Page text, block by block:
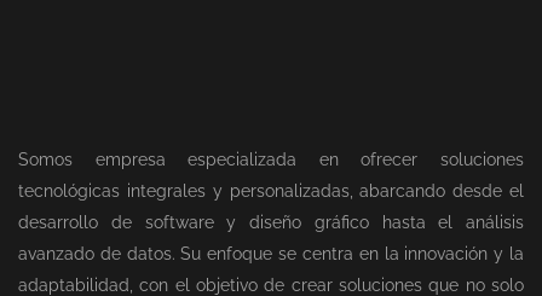
Somos empresa especializada en ofrecer soluciones
tecnológicas integrales y personalizadas, abarcando desde el
desarrollo de software y diseño gráfico hasta el análisis
avanzado de datos. Su enfoque se centra en la innovación y la
adaptabilidad, con el objetivo de crear soluciones que no solo